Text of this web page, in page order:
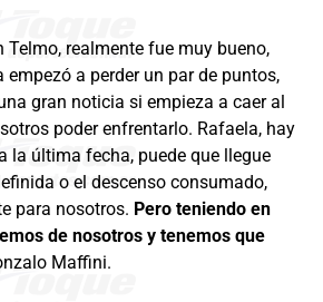
Telmo, realmente fue muy bueno,
empezó a perder un par de puntos,
gran noticia si empieza a caer al
poder enfrentarlo. Rafaela, hay
la última fecha, puede que llegue
o el descenso consumado,
para nosotros. Pero teniendo en
de nosotros y tenemos que
Maffini.